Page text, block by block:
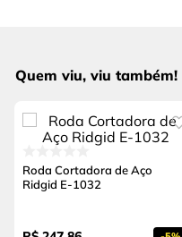
Quem viu, viu também!
Roda Cortadora de Aço
Ridgid E-1032